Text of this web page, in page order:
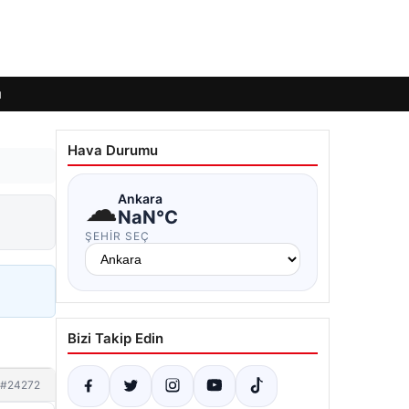
#24272
Hava Durumu
☁Ankara
NaN°C
ŞEHIR SEÇ
Bizi Takip Edin